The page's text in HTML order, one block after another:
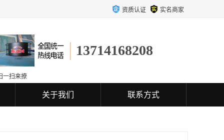
资质认证 实名商家
13714168208
一扫来撩
关于我们 联系方式